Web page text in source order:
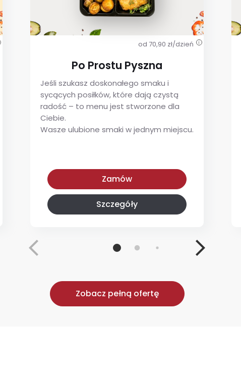
od 70,90 zł/dzień i
Po Prostu Pyszna
Jeśli szukasz doskonałego smaku i
sycących posiłków, które dają czystą
radość – to menu jest stworzone dla
Ciebie.
Wasze ulubione smaki w jednym miejscu.
Po Prostu Pyszna
Zamów
Szczegóły
Zobacz pełną ofertę